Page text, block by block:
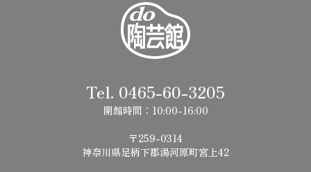
Tel. 0465-60-3205
開館時間：10:00-16:00
〒259-0314
神奈川県足柄下郡湯河原町宮上42